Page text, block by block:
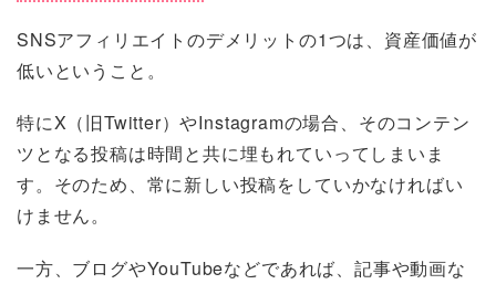
SNSアフィリエイトのデメリットの1つは、資産価値が
低いということ。
特にX（旧Twitter）やInstagramの場合、そのコンテン
ツとなる投稿は時間と共に埋もれていってしまいま
す。そのため、常に新しい投稿をしていかなければい
けません。
一方、ブログやYouTubeなどであれば、記事や動画な